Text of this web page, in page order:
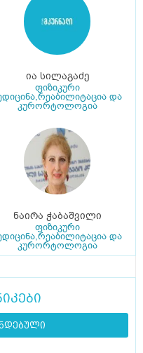
ია სილაგაძე
ფიზიკური
და
კურორტოლოგია
ნაირა ჭაბაშვილი
ფიზიკური
და
კურორტოლოგია